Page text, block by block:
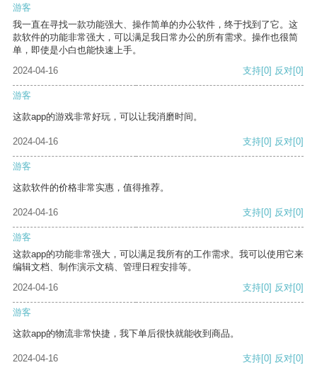
游客
我一直在寻找一款功能强大、操作简单的办公软件，终于找到了它。这
款软件的功能非常强大，可以满足我日常办公的所有需求。操作也很简
单，即使是小白也能快速上手。
2024-04-16
支持[0] 反对[0]
游客
这款app的游戏非常好玩，可以让我消磨时间。
2024-04-16 支持[0] 反对[0]
游客
这款软件的价格非常实惠，值得推荐。
2024-04-16 支持[0] 反对[0]
游客
这款app的功能非常强大，可以满足我所有的工作需求。我可以使用它来
编辑文档、制作演示文稿、管理日程安排等。
2024-04-16
支持[0] 反对[0]
游客
这款app的物流非常快捷，我下单后很快就能收到商品。
2024-04-16 支持[0] 反对[0]